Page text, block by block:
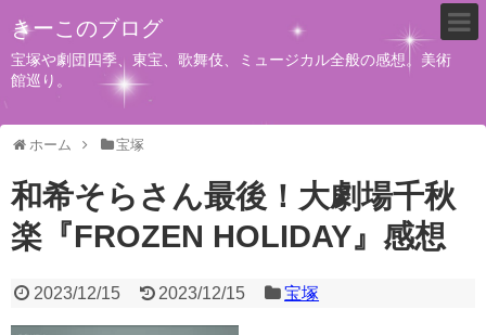
きーこのブログ
宝塚や劇団四季、東宝、歌舞伎、ミュージカル全般の感想。美術
館巡り。
ホーム 宝塚
和希そらさん最後！大劇場千秋
楽『FROZEN HOLIDAY』感想
2023/12/15 2023/12/15 宝塚